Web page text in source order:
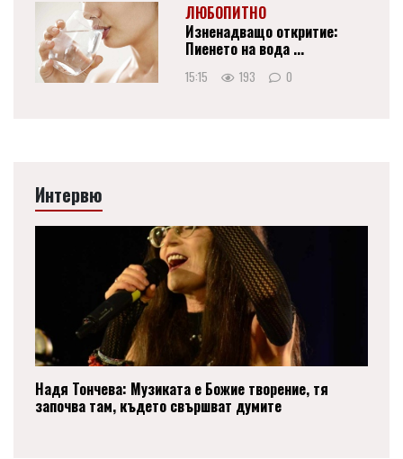
ЛЮБОПИТНО
Изненадващо откритие:
Пиенето на вода ...
15:15 193 0
Интервю
Надя Тончева: Музиката е Божие творение, тя
започва там, където свършват думите